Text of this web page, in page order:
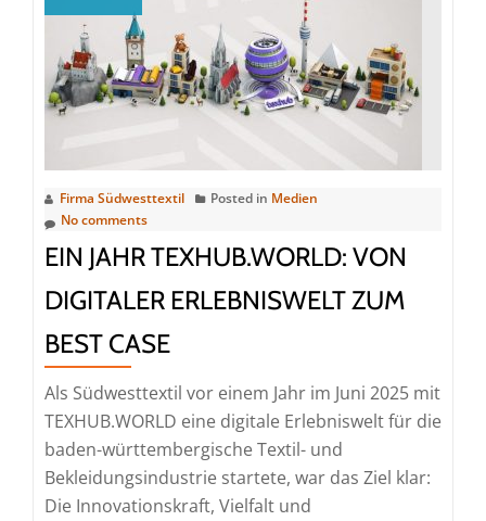
überprüfbare
Daten
und
fairen
Firma Südwesttextil Posted in Medien
No comments
EIN JAHR TEXHUB.WORLD: VON
DIGITALER ERLEBNISWELT ZUM
BEST CASE
Als Südwesttextil vor einem Jahr im Juni 2025 mit
TEXHUB.WORLD eine digitale Erlebniswelt für die
baden-württembergische Textil- und
Bekleidungsindustrie startete, war das Ziel klar:
Die Innovationskraft, Vielfalt und